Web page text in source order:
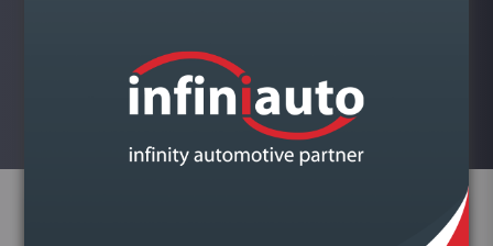
TEMP.KIMAPA
Visualizar